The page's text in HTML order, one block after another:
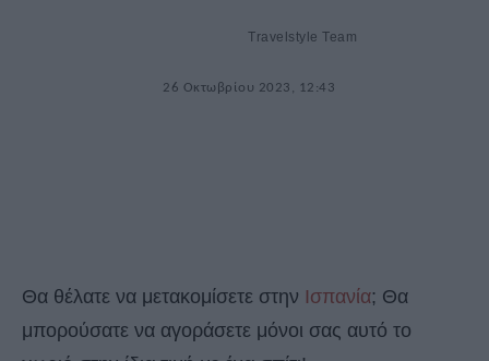
Travelstyle Team
26 Οκτωβρίου 2023, 12:43
Θα θέλατε να μετακομίσετε στην Ισπανία; Θα
μπορούσατε να αγοράσετε μόνοι σας αυτό το